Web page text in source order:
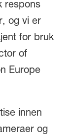
respons
og vi er
for bruk
of
Europe
innen
og